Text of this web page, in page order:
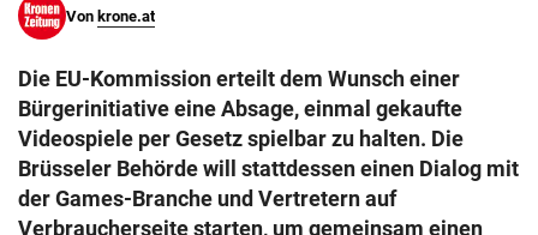
Von krone.at
Die EU-Kommission erteilt dem Wunsch einer
Bürgerinitiative eine Absage, einmal gekaufte
Videospiele per Gesetz spielbar zu halten. Die
Brüsseler Behörde will stattdessen einen Dialog mit
der Games-Branche und Vertretern auf
Verbraucherseite starten, um gemeinsam einen